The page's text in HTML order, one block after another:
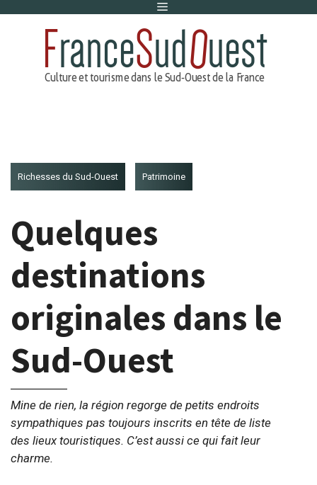
Menu
Richesses du Sud-Ouest Patrimoine
Quelques
destinations
originales dans le
Sud-Ouest
Mine de rien, la région regorge de petits endroits
sympathiques pas toujours inscrits en tête de liste
des lieux touristiques. C’est aussi ce qui fait leur
charme.